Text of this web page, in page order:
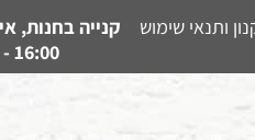
ותנאי שימוש
16:00 - זמן אספקה למוצרים - עד 7 ימי עסקים מיום קבלת ההזמנה